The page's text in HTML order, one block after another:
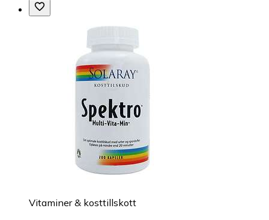
Vitaminer & kosttillskott